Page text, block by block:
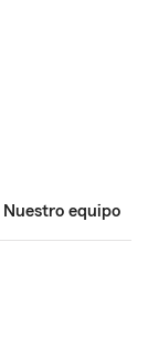
Nuestro equipo